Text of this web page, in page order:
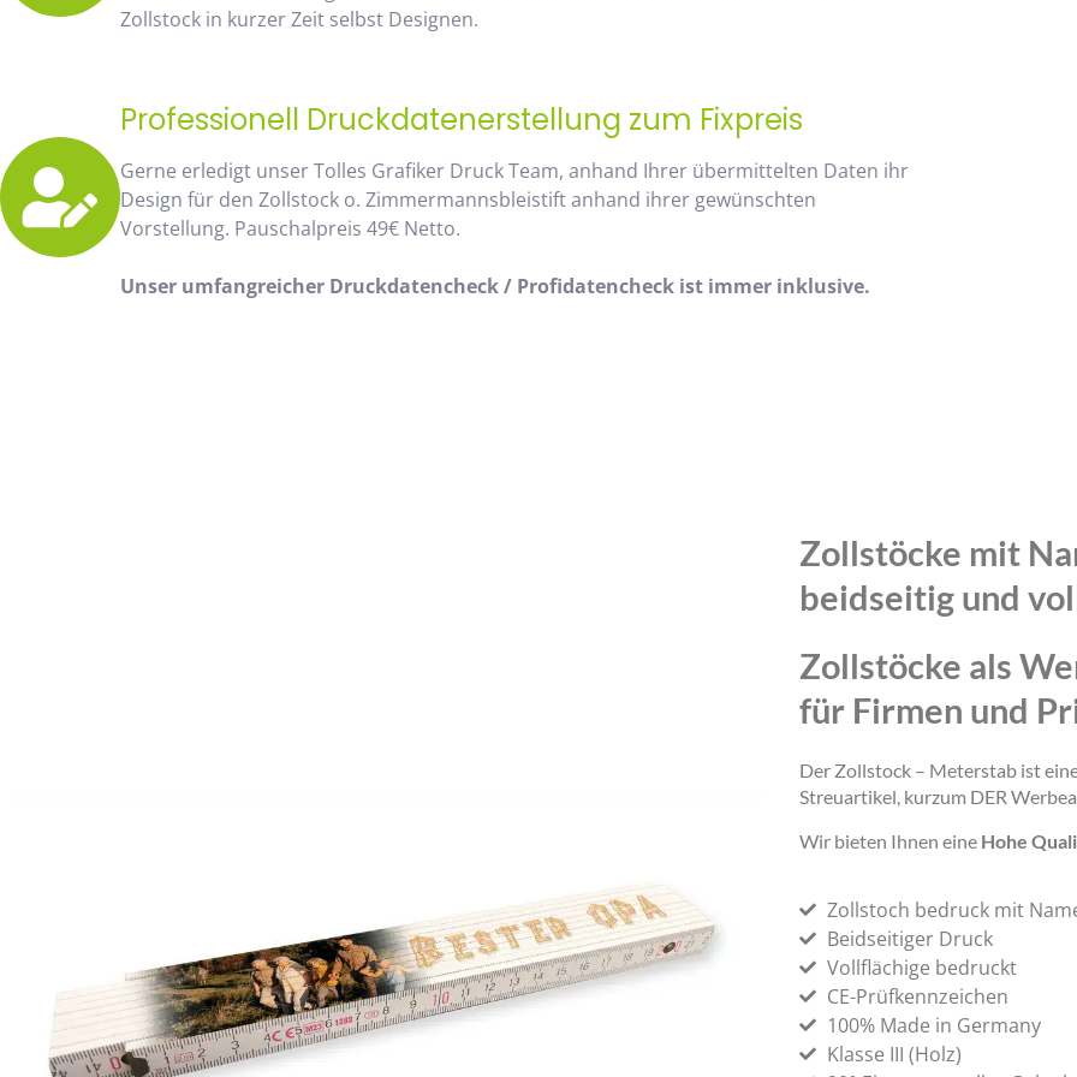
Zollstock in kurzer Zeit selbst Designen.
Professionell Druckdatenerstellung zum Fixpreis
Gerne erledigt unser Tolles Grafiker Druck Team, anhand Ihrer übermittelten Daten ihr
Design für den Zollstock o. Zimmermannsbleistift anhand ihrer gewünschten
Vorstellung. Pauschalpreis 49€ Netto.
Unser umfangreicher Druckdatencheck / Profidatencheck ist immer inklusive.
Zollstöcke mit
beidseitig und
Zollstöcke als
für Firmen und
Der Zollstock – Meterstab ist
Streuartikel, kurzum DER
Wir bieten Ihnen eine Hohe
Zollstoch bedruck mit
Beidseitiger Druck
Vollflächige bedruckt
CE-Prüfkennzeichen
100% Made in Germany
Klasse III (Holz)